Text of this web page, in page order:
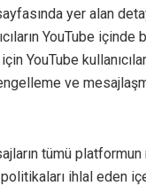
yer alan
YouTube
YouTube
ve
tümü
ihlal eden